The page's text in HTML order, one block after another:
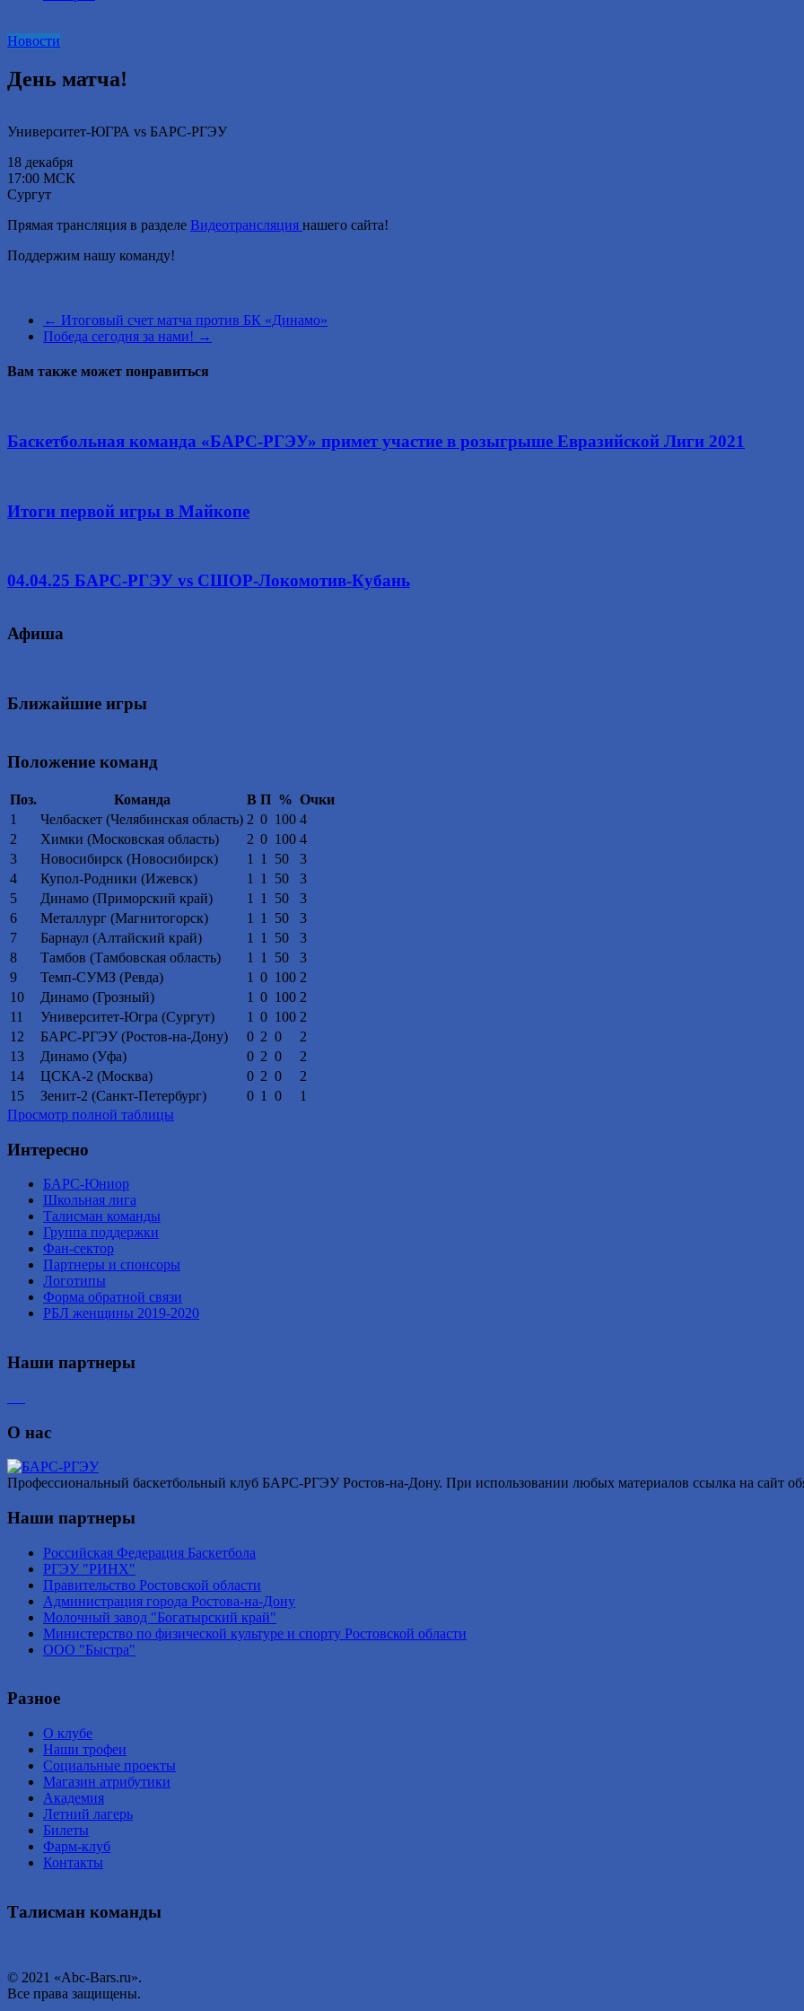
Новости
День матча!
Университет-ЮГРА vs БАРС-РГЭУ
18 декабря
17:00 МСК
Сургут
Прямая трансляция в разделе Видеотрансляция нашего сайта!
Поддержим нашу команду!
← Итоговый счет матча против БК «Динамо»
Победа сегодня за нами! →
Вам также может понравиться
Баскетбольная команда «БАРС-РГЭУ» примет участие в розыгрыше Евразийской Лиги 2021
Итоги первой игры в Майкопе
04.04.25 БАРС-РГЭУ vs СШОР-Локомотив-Кубань
Афиша
Ближайшие игры
Положение команд
Поз. Команда В П % Очки
1
Челбаскет (Челябинская область) 2 0 100 4
2
Химки (Московская область) 2 0 100 4
3
Новосибирск (Новосибирск) 1 1 50
3
4
Купол-Родники (Ижевск) 1 1 50
3
5
Динамо (Приморский край) 1 1 50
3
6
Металлург (Магнитогорск) 1 1 50
3
7
Барнаул (Алтайский край) 1 1 50
3
8
Тамбов (Тамбовская область) 1 1 50
3
9
Темп-СУМЗ (Ревда) 1 0 100 2
10
Динамо (Грозный) 1 0 100 2
11
Университет-Югра (Сургут) 1 0 100 2
12
БАРС-РГЭУ (Ростов-на-Дону) 0 2 0
2
13
Динамо (Уфа) 0 2 0
2
14
ЦСКА-2 (Москва) 0 2 0
2
15
Зенит-2 (Санкт-Петербург) 0 1 0
1
Просмотр полной таблицы
Интересно
БАРС-Юниор
Школьная лига
Талисман команды
Группа поддержки
Фан-сектор
Партнеры и спонсоры
Логотипы
Форма обратной связи
РБЛ женщины 2019-2020
Наши партнеры
О нас
Профессиональный баскетбольный клуб БАРС-РГЭУ Ростов-на-Дону. При использовании любых материалов ссылка на сайт
Наши партнеры
Российская Федерация Баскетбола
РГЭУ "РИНХ"
Правительство Ростовской области
Администрация города Ростова-на-Дону
Молочный завод "Богатырский край"
Министерство по физической культуре и спорту Ростовской области
ООО "Быстра"
Разное
О клубе
Наши трофеи
Социальные проекты
Магазин атрибутики
Академия
Летний лагерь
Билеты
Фарм-клуб
Контакты
Талисман команды
© 2021 «Abc-Bars.ru».
Все права защищены.